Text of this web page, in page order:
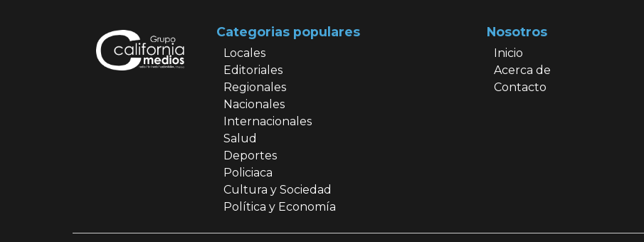
Categorias populares
Locales
Editoriales
Regionales
Nacionales
Internacionales
Salud
Deportes
Policiaca
Cultura y Sociedad
Política y Economía
Nosotros
Inicio
Acerca de
Contacto